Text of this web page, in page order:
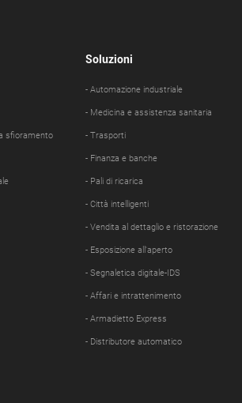
sfioramento
Soluzioni
- Automazione industriale
- Medicina e assistenza sanitaria
- Trasporti
- Finanza e banche
- Pali di ricarica
- Città intelligenti
- Vendita al dettaglio e ristorazione
- Esposizione all'aperto
- Segnaletica digitale-IDS
- Affari e intrattenimento
- Armadietto Express
- Distributore automatico